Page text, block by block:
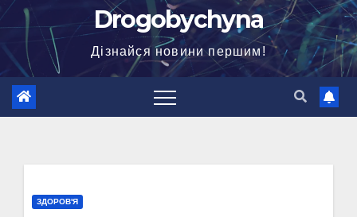
Drogobychyna
Дізнайся новини першим!
ЗДОРОВ'Я